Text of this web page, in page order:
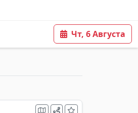
Чт, 6 Августа